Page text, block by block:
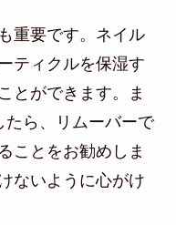
重要です。ネイル
ティクルを保湿す
とができます。ま
たら、リムーバーで
ことをお勧めしま
ないように心がけ